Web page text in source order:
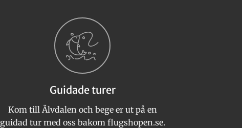
varianter.
De
olika
alternativen
väljas
produktsidan
Guidade turer
Kom till Älvdalen och bege er ut på en
guidad tur med oss bakom flugshopen.se.